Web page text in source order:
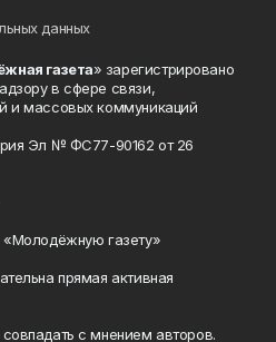
данных
газета» зарегистрировано
в сфере связи,
и массовых коммуникаций
Эл № ФС77-90162 от 26
«Молодёжную газету»
прямая активная
с мнением авторов.